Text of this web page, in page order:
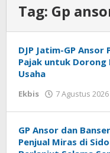
Tag: Gp
DJP Jatim-GP Ansor
Pajak untuk Dorong
Usaha
Ekbis 7 Agustus 2026
GP Ansor dan
Penjual Miras di